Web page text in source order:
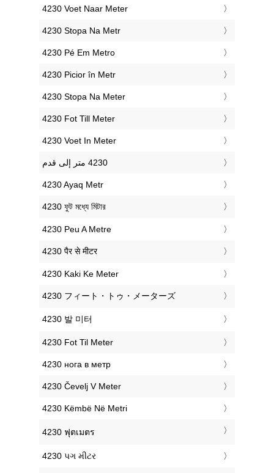
‎4230 Voet Naar Meter
‎4230 Stopa Na Metr
‎4230 Pé Em Metro
‎4230 Picior în Metr
‎4230 Stopa Na Meter
‎4230 Fot Till Meter
‎4230 Voet In Meter
‎4230 Ayaq Metr
‎4230 ফুট মধ্যে মিটার
‎4230 Peu A Metre
‎4230 पैर से मीटर
‎4230 Kaki Ke Meter
‎4230 フィート・トゥ・メーターズ
‎4230 발 미터
‎4230 Fot Til Meter
‎4230 нога в метр
‎4230 Čevelj V Meter
‎4230 Këmbë Në Metri
‎4230 ฟุตเมตร
‎4230 પગ મીટર